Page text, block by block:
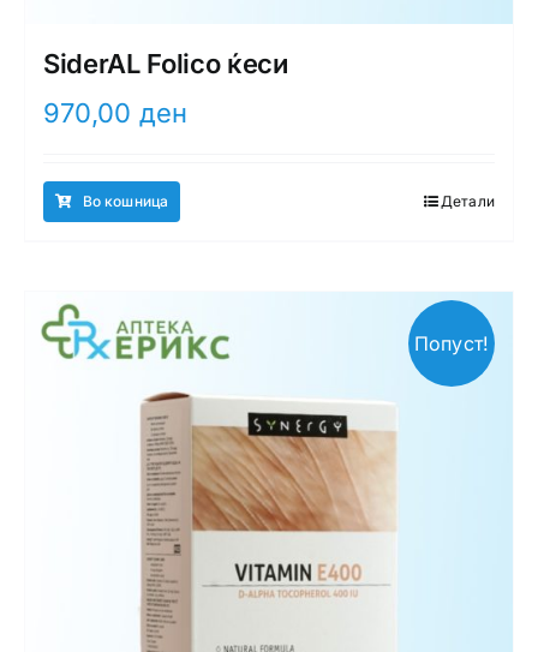
SiderAL Folico ќеси
970,00 ден
Во кошница Детали
Попуст!